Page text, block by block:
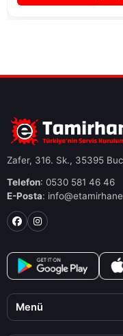
Zafer, 316. Sk., 35395
Telefon: 0530 581 46 46
E-Posta:
Menü